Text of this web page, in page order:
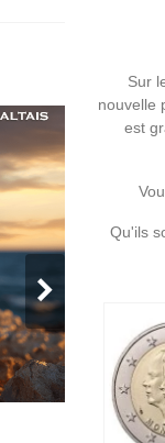
Sur
nouvelle
est
Qu'ils